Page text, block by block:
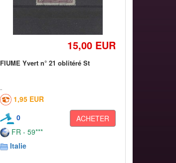
15,00 EUR
FIUME Yvert n° 21 oblitéré St
1,95 EUR
0
ACHETER
FR - 59***
Italie